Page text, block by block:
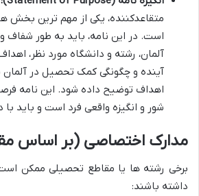
متقاعدکننده، یکی از مهم ترین
است. در این نامه، باید به طور شفاف
آلمان، رشته و دانشگاه مورد نظر،
آینده و چگونگی کمک تحصیل در آلمان
اهداف توضیح داده شود. این نامه
شور و انگیزه واقعی فرد است و باید
مدارک اختصاصی (بر اساس
برخی رشته ها یا مقاطع تحصیلی ممکن
داشته باشند: